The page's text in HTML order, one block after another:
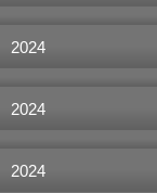
2024
2024
2024